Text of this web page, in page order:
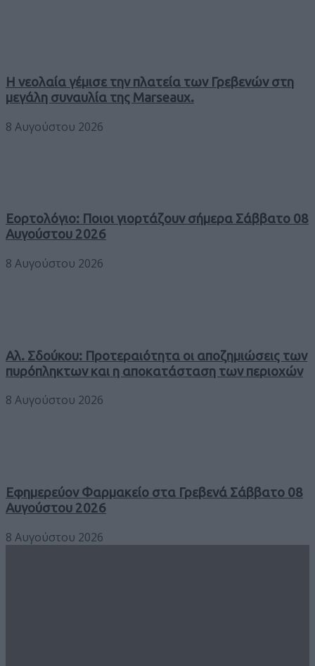
Η νεολαία γέμισε την πλατεία των Γρεβενών στη
μεγάλη συναυλία της Marseaux.
8 Αυγούστου 2026
Εορτολόγιο: Ποιοι γιορτάζουν σήμερα Σάββατο 08
Αυγούστου 2026
8 Αυγούστου 2026
Αλ. Σδούκου: Προτεραιότητα οι αποζημιώσεις των
πυρόπληκτων και η αποκατάσταση των περιοχών
8 Αυγούστου 2026
Εφημερεύον Φαρμακείο στα Γρεβενά Σάββατο 08
Αυγούστου 2026
8 Αυγούστου 2026